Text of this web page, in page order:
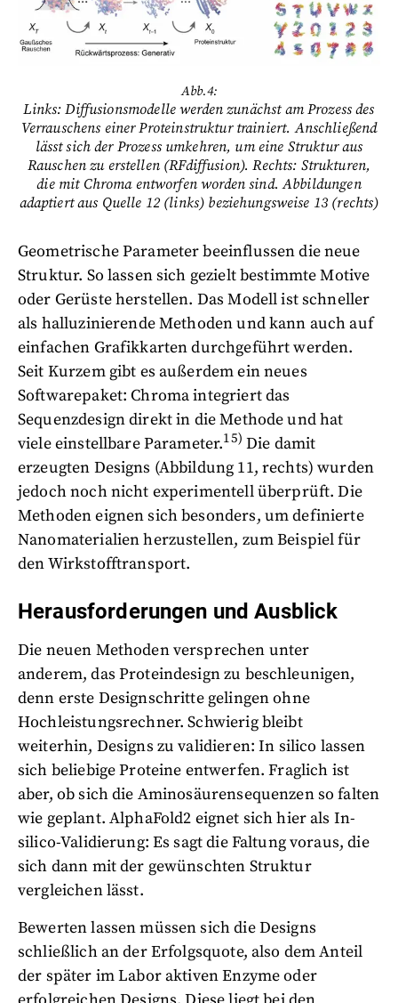
Abb.4:
Links: Diffusionsmodelle werden zunächst am Prozess des
Verrauschens einer Proteinstruktur trainiert. Anschließend
lässt sich der Prozess umkehren, um eine Struktur aus
Rauschen zu erstellen (RFdiffusion). Rechts: Strukturen,
die mit Chroma entworfen worden sind. Abbildungen
adaptiert aus Quelle 12 (links) beziehungsweise 13 (rechts)
Geometrische Parameter beeinflussen die neue
Struktur. So lassen sich gezielt bestimmte Motive
oder Gerüste herstellen. Das Modell ist schneller
als halluzinierende Methoden und kann auch auf
einfachen Grafikkarten durchgeführt werden.
Seit Kurzem gibt es außerdem ein neues
Softwarepaket: Chroma integriert das
Sequenzdesign direkt in die Methode und hat
viele einstellbare Parameter.15) Die damit
erzeugten Designs (Abbildung 11, rechts) wurden
jedoch noch nicht experimentell überprüft. Die
Methoden eignen sich besonders, um definierte
Nanomaterialien herzustellen, zum Beispiel für
den Wirkstofftransport.
Herausforderungen und Ausblick
Die neuen Methoden versprechen unter
anderem, das Proteindesign zu beschleunigen,
denn erste Designschritte gelingen ohne
Hochleistungsrechner. Schwierig bleibt
weiterhin, Designs zu validieren: In silico lassen
sich beliebige Proteine entwerfen. Fraglich ist
aber, ob sich die Aminosäurensequenzen so falten
wie geplant. AlphaFold2 eignet sich hier als In-
silico-Validierung: Es sagt die Faltung voraus, die
sich dann mit der gewünschten Struktur
vergleichen lässt.
Bewerten lassen müssen sich die Designs
schließlich an der Erfolgsquote, also dem Anteil
der später im Labor aktiven Enzyme oder